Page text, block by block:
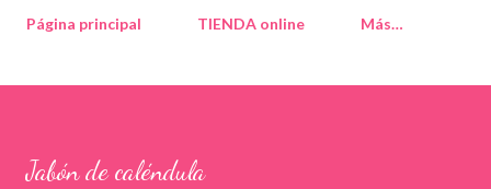
Página principal
TIENDA online Más…
Jabón de caléndula